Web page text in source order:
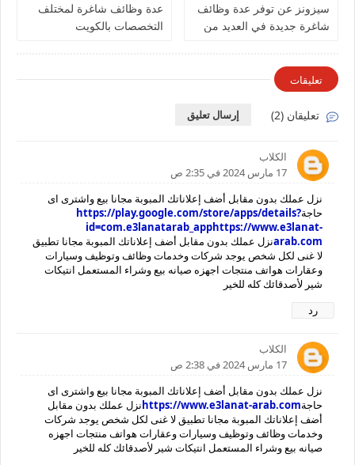
سيزونز‏ عن توفر عدة وظائف
شاغرة جديدة في العديد من
عدة وظائف شاغرة لمختلف
التخصصات بالكويت
تعليقات
تعليقان (2) إرسال تعليق
الكلاب
17 مارس 2024 في 2:35 ص
نزل عملك بدون مقابل أضف إعلاناتك المبوبة مجانا بيع واشترى اى
حاجةhttps://play.google.com/store/apps/details?
id=com.e3lanatarab_apphttps://www.e3lanat-
arab.comنزل عملك بدون مقابل أضف إعلاناتك المبوبة مجانا تطبيق
لا غنى لكل شخص يوجد شركات وخدمات وظائف وتوظيف وسيارات
وعقارات هواتف منتجات اجهزه صيانه بيع وشراء المستعمل انتيكات
شير لأصدقائك كله للخير
رد
الكلاب
17 مارس 2024 في 2:38 ص
نزل عملك بدون مقابل أضف إعلاناتك المبوبة مجانا بيع واشترى اى
حاجةhttps://www.e3lanat-arab.comنزل عملك بدون مقابل
أضف إعلاناتك المبوبة مجانا تطبيق لا غنى لكل شخص يوجد شركات
وخدمات وظائف وتوظيف وسيارات وعقارات هواتف منتجات اجهزه
صيانه بيع وشراء المستعمل انتيكات شير لأصدقائك كله للخير